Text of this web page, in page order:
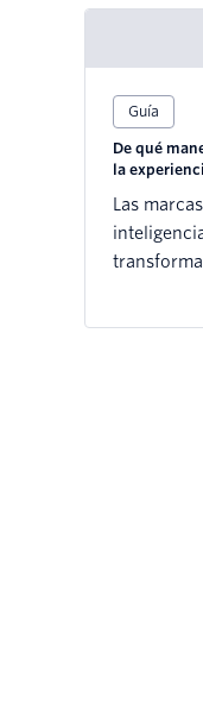
Guía
De qué
la
Las